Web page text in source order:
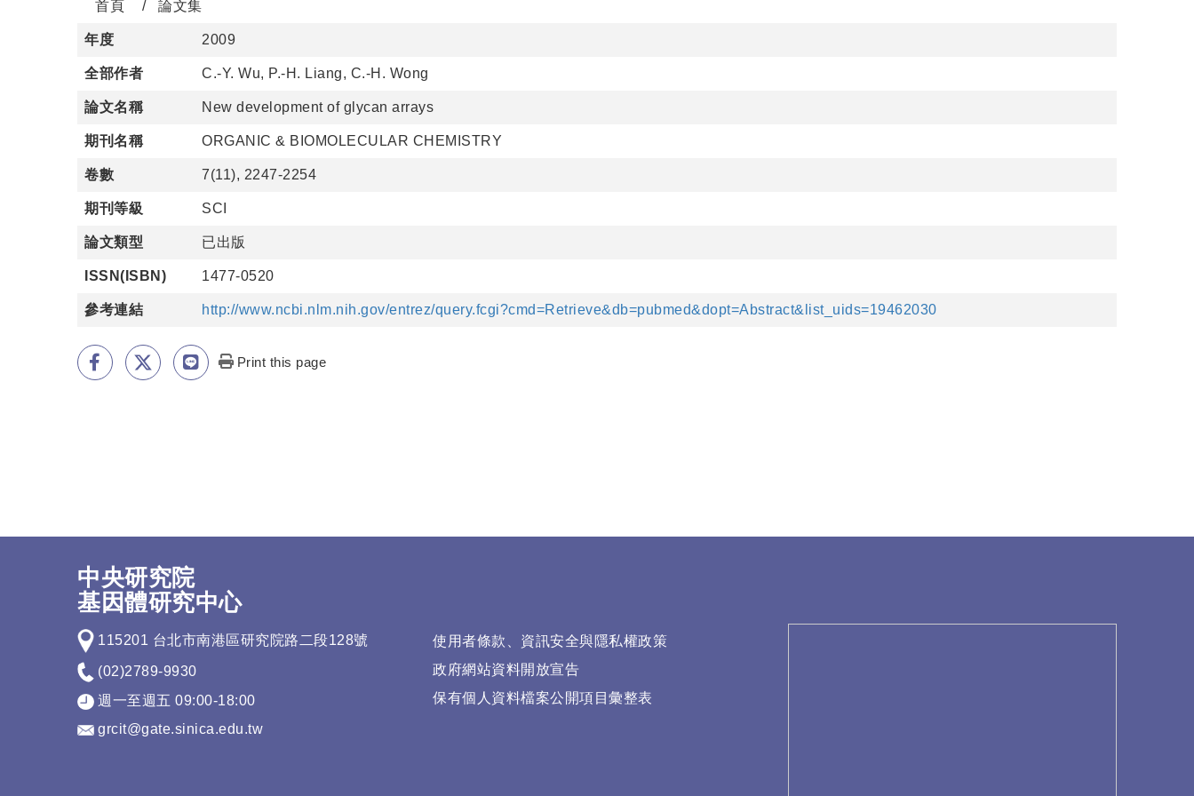
首頁 論文集
年度 2009
全部作者 C.-Y. Wu, P.-H. Liang, C.-H. Wong
論文名稱 New development of glycan arrays
期刊名稱 ORGANIC & BIOMOLECULAR CHEMISTRY
卷數 7(11), 2247-2254
期刊等級 SCI
論文類型 已出版
ISSN(ISBN) 1477-0520
參考連結 http://www.ncbi.nlm.nih.gov/entrez/query.fcgi?cmd=Retrieve&db=pubmed&dopt=Abstract&list_uids=19462030
Print this page
中央研究院
基因體研究中心
115201 台北市南港區研究院路二段128號
(02)2789-9930
週一至週五 09:00-18:00
grcit@gate.sinica.edu.tw
使用者條款、資訊安全與隱私權政策
政府網站資料開放宣告
保有個人資料檔案公開項目彙整表